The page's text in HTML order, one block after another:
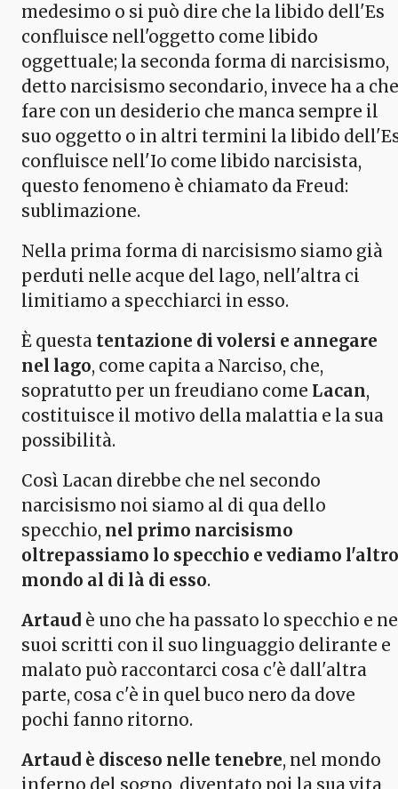
medesimo o si può dire che la libido dell'Es
confluisce nell'oggetto come libido
oggettuale; la seconda forma di narcisismo,
detto narcisismo secondario, invece ha a che
fare con un desiderio che manca sempre il
suo oggetto o in altri termini la libido
confluisce nell'Io come libido narcisista,
questo fenomeno è chiamato da Freud:
sublimazione.
Nella prima forma di narcisismo siamo già
perduti nelle acque del lago, nell'altra ci
limitiamo a specchiarci in esso.
È questa tentazione di volersi e annegare
nel lago, come capita a Narciso, che,
sopratutto per un freudiano come Lacan,
costituisce il motivo della malattia e la sua
possibilità.
Così Lacan direbbe che nel secondo
narcisismo noi siamo al di qua dello
specchio, nel primo narcisismo
oltrepassiamo lo specchio e vediamo l'altro
mondo al di là di esso.
Artaud è uno che ha passato lo specchio e
suoi scritti con il suo linguaggio delirante e
malato può raccontarci cosa c'è dall'altra
parte, cosa c'è in quel buco nero da dove
pochi fanno ritorno.
Artaud è disceso nelle tenebre, nel mondo